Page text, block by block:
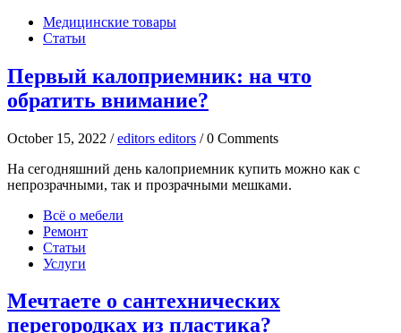
Медицинские товары
Статьи
Первый калоприемник: на что
обратить внимание?
October 15, 2022 /editors editors / 0 Comments
На сегодняшний день калоприемник купить можно как с
непрозрачными, так и прозрачными мешками.
Всё о мебели
Ремонт
Статьи
Услуги
Мечтаете о сантехнических
перегородках из пластика?